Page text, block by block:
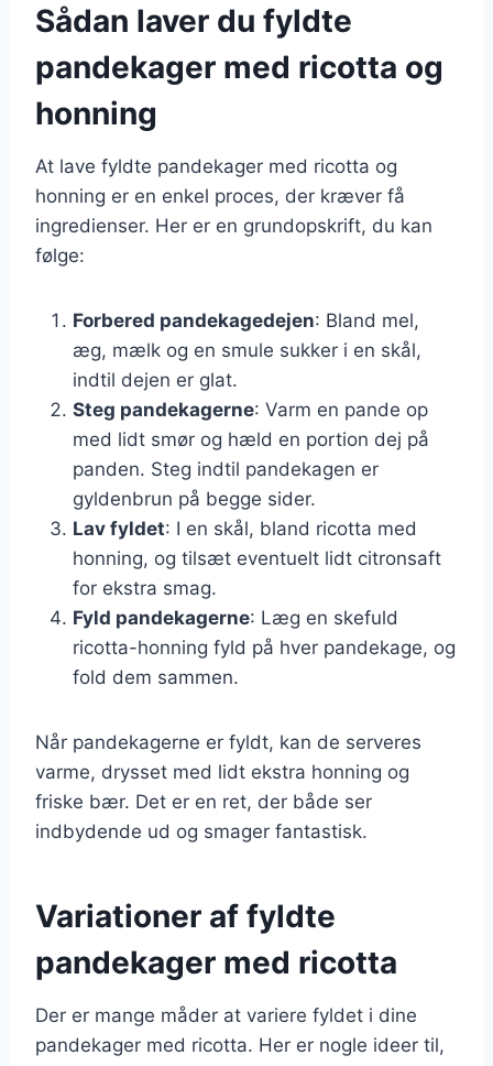
Sådan laver du fyldte
pandekager med ricotta og
honning
At lave fyldte pandekager med ricotta og
honning er en enkel proces, der kræver få
ingredienser. Her er en grundopskrift, du kan
følge:
Forbered pandekagedejen: Bland mel,
æg, mælk og en smule sukker i en skål,
indtil dejen er glat.
Steg pandekagerne: Varm en pande op
med lidt smør og hæld en portion dej på
panden. Steg indtil pandekagen er
gyldenbrun på begge sider.
Lav fyldet: I en skål, bland ricotta med
honning, og tilsæt eventuelt lidt citronsaft
for ekstra smag.
Fyld pandekagerne: Læg en skefuld
ricotta-honning fyld på hver pandekage, og
fold dem sammen.
Når pandekagerne er fyldt, kan de serveres
varme, drysset med lidt ekstra honning og
friske bær. Det er en ret, der både ser
indbydende ud og smager fantastisk.
Variationer af fyldte
pandekager med ricotta
Der er mange måder at variere fyldet i dine
pandekager med ricotta. Her er nogle ideer til,